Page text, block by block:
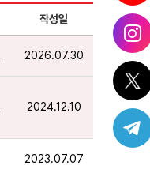
작성일
2026.07.30
2024.12.10
2023.07.07